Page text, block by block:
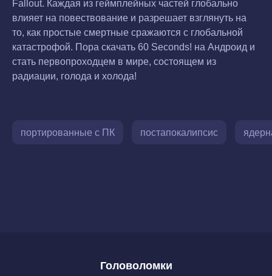
Fallout. Каждая из геймплейных частей глобально
влияет на повествование и разрешает взглянуть на
то, как простые смертные сражаются с глобальной
катастрофой. Пора скачать 60 Seconds! на Андроид и
стать первопроходцем в мире, состоящем из
радиации, голода и холода!
портированные с ПК постапокалипсис
Головоломки